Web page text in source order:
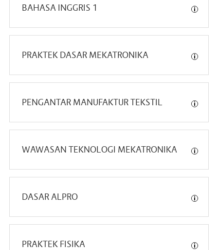
BAHASA INGGRIS 1
PRAKTEK DASAR MEKATRONIKA
PENGANTAR MANUFAKTUR TEKSTIL
WAWASAN TEKNOLOGI MEKATRONIKA
DASAR ALPRO
PRAKTEK FISIKA